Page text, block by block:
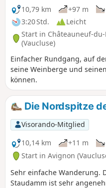
10,79 km
+97 m
3:20 Std.
Leicht
Start in Châteauneuf-du-
(Vaucluse)
Einfacher Rundgang, auf
seine Weinberge und
können.
Die Nordspitze
Visorando-Mitglied
10,14 km
+11 m
Start in Avignon
Sehr einfache Wanderung.
Staudamm ist sehr